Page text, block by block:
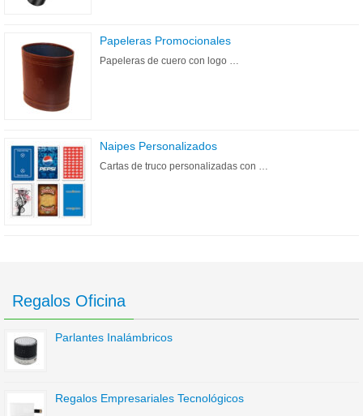
Papeleras Promocionales
Papeleras de cuero con logo …
Naipes Personalizados
Cartas de truco personalizadas con …
Regalos Oficina
Parlantes Inalámbricos
Regalos Empresariales Tecnológicos